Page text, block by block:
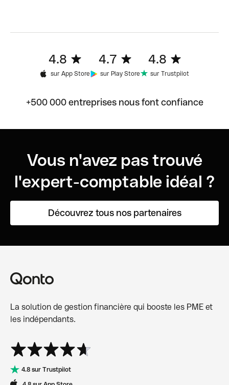
4.8
sur App Store
4.7
sur Play Store
4.8
sur Trustpilot
+500 000 entreprises nous font confiance
Vous n'avez pas trouvé
l'expert-comptable idéal ?
Découvrez tous nos partenaires
La solution de gestion financière qui booste les PME et
les indépendants.
4.8 sur Trustpilot